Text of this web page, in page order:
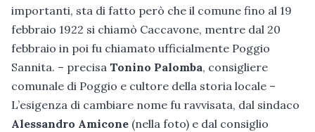
importanti, sta di fatto però che il comune fino al 19
febbraio 1922 si chiamò Caccavone, mentre dal 20
febbraio in poi fu chiamato ufficialmente Poggio
Sannita. – precisa Tonino Palomba, consigliere
comunale di Poggio e cultore della storia locale –
L’esigenza di cambiare nome fu ravvisata, dal sindaco
Alessandro Amicone (nella foto) e dal consiglio